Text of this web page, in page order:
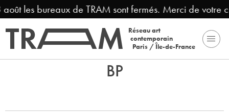
les bureaux de TRAM sont fermés. Merci de votre
Réseau art
contemporain
Paris / Île-de-France
BP